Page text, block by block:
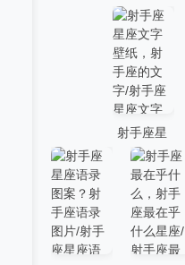
2021(射手
座新浪星
座2021运
站
座昨日运
势 射手座
星座昨日
运势女生-
座的秘密
(射手座的
全部秘密)/
射手座星
座的秘密
(射手座的
全部秘密)-
我的网站
射手座星
座文字壁
纸，射手
座的文字/
射手座星